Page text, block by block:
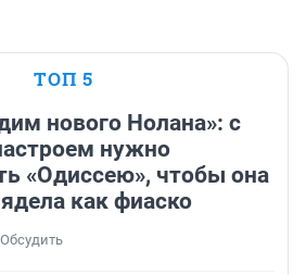
ТОП 5
нового Нолана»: с
нужно
«Одиссею», чтобы она
как фиаско
Обсудить